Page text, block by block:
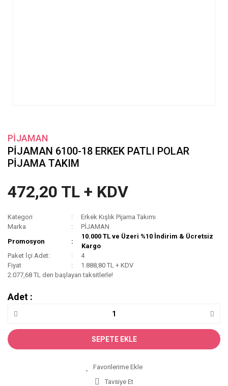
PİJAMAN
PİJAMAN 6100-18 ERKEK PATLI POLAR
PİJAMA TAKIM
472,20 TL + KDV
Kategori
Erkek Kışlık Pijama Takımı
Marka
PİJAMAN
Promosyon
10.000 TL ve Üzeri %10 İndirim & Ücretsiz
Kargo
Paket İçi Adet:
4
Fiyat
1.888,80 TL + KDV
2.077,68 TL den başlayan taksitlerle!
Adet :
SEPETE EKLE
Tavsiye Et